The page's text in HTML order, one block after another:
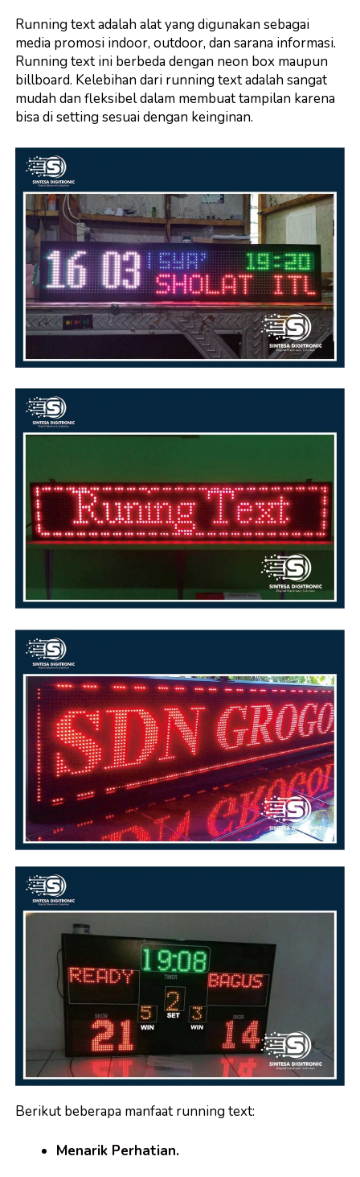
Running text adalah alat yang digunakan sebagai
media promosi indoor, outdoor, dan sarana informasi.
Running text ini berbeda dengan neon box maupun
billboard. Kelebihan dari running text adalah sangat
mudah dan fleksibel dalam membuat tampilan karena
bisa di setting sesuai dengan keinginan.
Berikut beberapa manfaat running text:
Menarik Perhatian.